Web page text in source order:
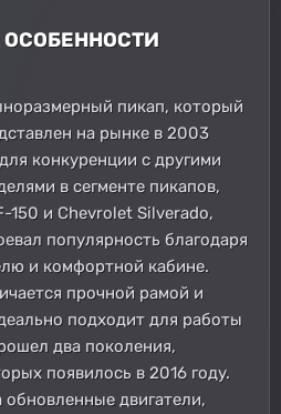
ОСОБЕННОСТИ
пикап, который
на рынке в 2003
конкуренции с другими
в сегменте пикапов,
150 и Chevrolet Silverado,
популярность благодаря
и комфортной кабине.
прочной рамой и
подходит для работы
два поколения,
появилось в 2016 году.
двигатели,